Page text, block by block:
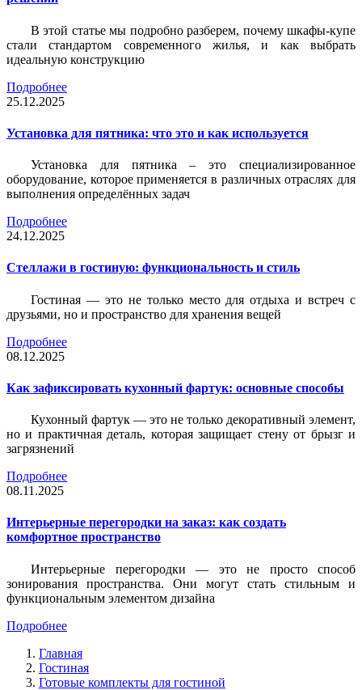
В этой статье мы подробно разберем, почему шкафы-купе
стали стандартом современного жилья, и как выбрать
идеальную конструкцию
Подробнее
25.12.2025
Установка для пятника: что это и как используется
Установка для пятника – это специализированное
оборудование, которое применяется в различных отраслях для
выполнения определённых задач
Подробнее
24.12.2025
Стеллажи в гостиную: функциональность и стиль
Гостиная — это не только место для отдыха и встреч с
друзьями, но и пространство для хранения вещей
Подробнее
08.12.2025
Как зафиксировать кухонный фартук: основные способы
Кухонный фартук — это не только декоративный элемент,
но и практичная деталь, которая защищает стену от брызг и
загрязнений
Подробнее
08.11.2025
Интерьерные перегородки на заказ: как создать
комфортное пространство
Интерьерные перегородки — это не просто способ
зонирования пространства. Они могут стать стильным и
функциональным элементом дизайна
Подробнее
Главная
Гостиная
Готовые комплекты для гостиной